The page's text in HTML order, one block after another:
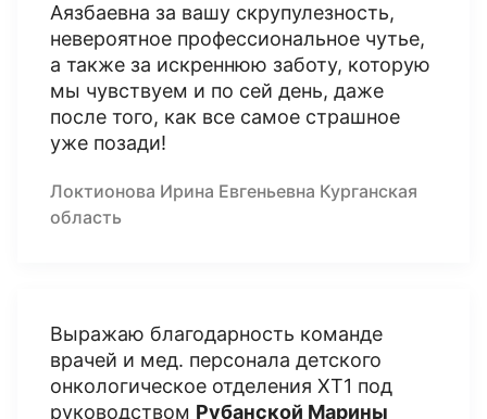
Аязбаевна за вашу скрупулезность,
невероятное профессиональное чутье,
а также за искреннюю заботу, которую
мы чувствуем и по сей день, даже
после того, как все самое страшное
уже позади!
Локтионова Ирина Евгеньевна Курганская
область
Выражаю благодарность команде
врачей и мед. персонала детского
онкологическое отделения ХТ1 под
руководством Рубанской Марины